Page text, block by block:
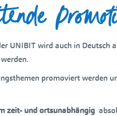
UNIBIT wird auch in Deutsch
promoviert werden
zeit- und ortsunabhängig